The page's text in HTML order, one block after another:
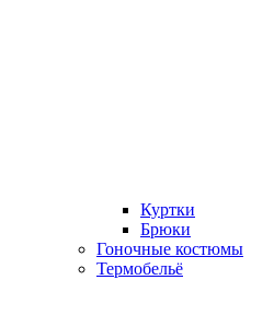
Куртки
Брюки
Гоночные костюмы
Термобельё